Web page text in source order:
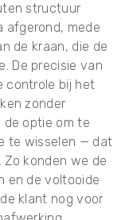
structuur
afgerond, mede
de kraan, die de
De precisie van
controle bij het
zonder
de optie om te
te wisselen — dat
Zo konden we de
en de voltooide
klant nog voor